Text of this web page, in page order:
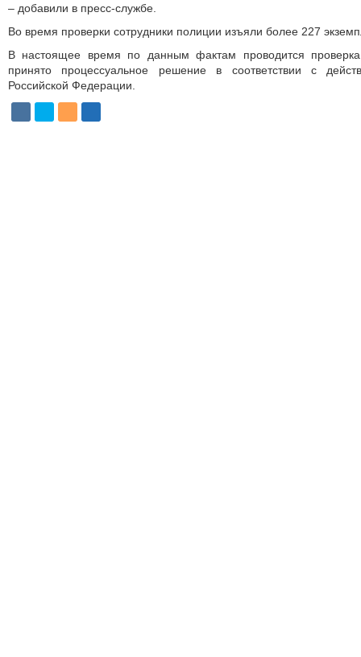
– добавили в пресс-службе.
Во время проверки сотрудники полиции изъяли более 227
В настоящее время по данным фактам проводится
принято процессуальное решение в соответствии с
Российской Федерации.